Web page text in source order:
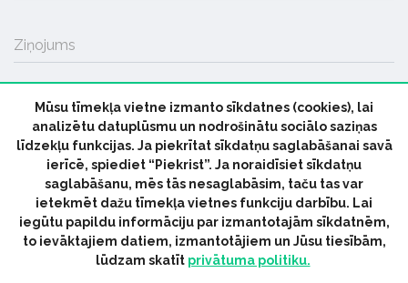
Ziņojums
SŪTĪT
© 2026 parmuziku.lv, visas tiesības paturētas
ParMuziku.lv Mūzikas Ziņas
Industrijas Ziņas
Mūsu tīmekļa vietne izmanto sīkdatnes (cookies), lai
analizētu datuplūsmu un nodrošinātu sociālo saziņas
līdzekļu funkcijas. Ja piekrītat sīkdatņu saglabāšanai savā
ierīcē, spiediet “Piekrist”. Ja noraidīsiet sīkdatņu
saglabāšanu, mēs tās nesaglabāsim, taču tas var
ietekmēt dažu tīmekļa vietnes funkciju darbību. Lai
iegūtu papildu informāciju par izmantotajām sīkdatnēm,
to ievāktajiem datiem, izmantotājiem un Jūsu tiesībām,
lūdzam skatīt privātuma politiku.